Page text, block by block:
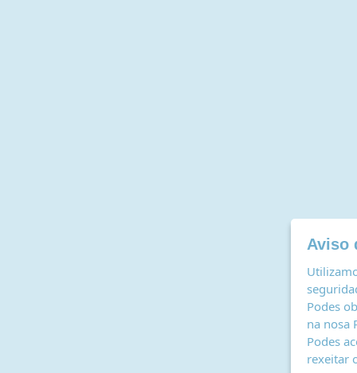
Aviso
Podes
na nosa
Podes
rexeitar